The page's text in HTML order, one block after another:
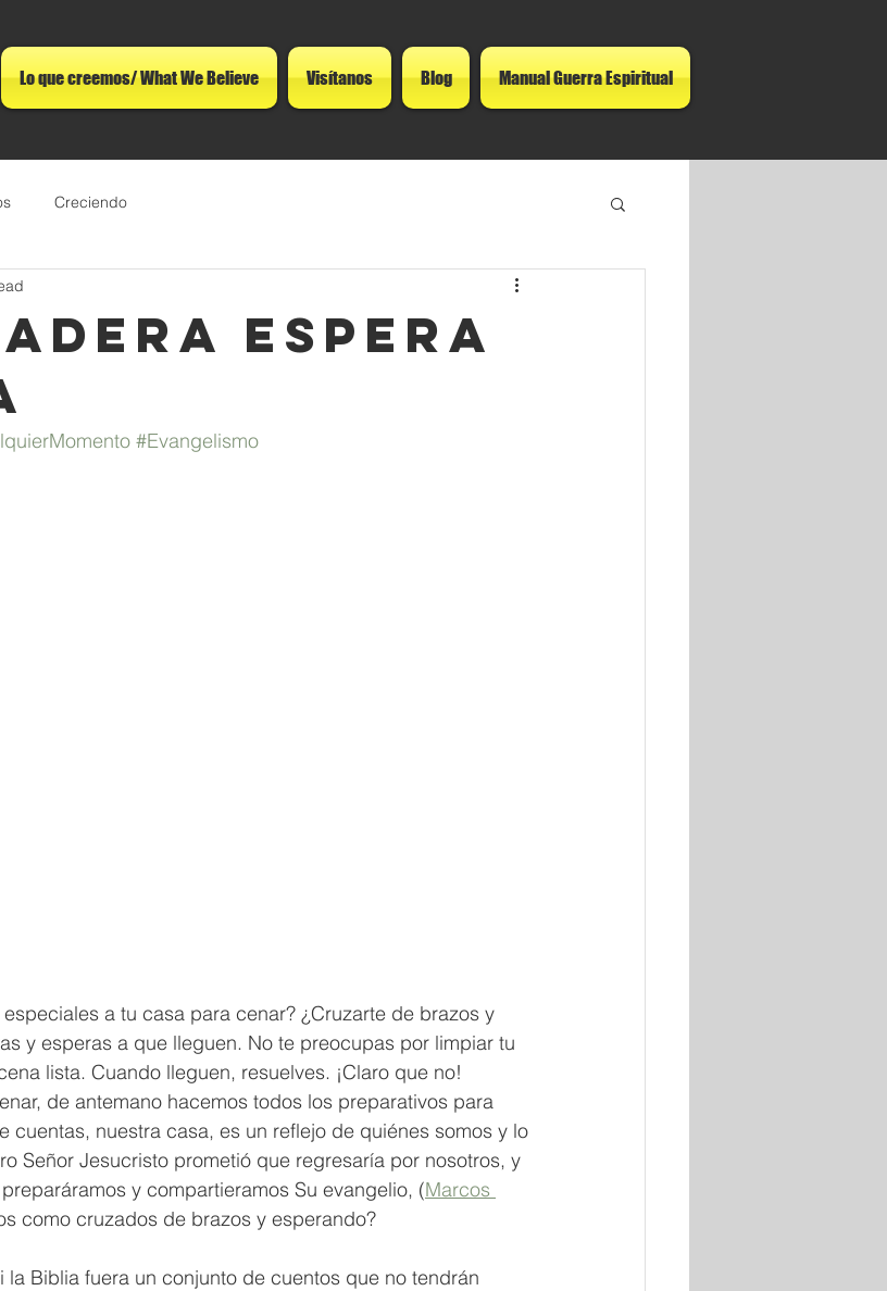
Lo que creemos/ What We Believe Visítanos Blog Manual Guerra Espiritual
Creciendo
Espera
#Evangelismo
a tu casa para cenar? ¿Cruzarte de brazos y
y esperas a que lleguen. No te preocupas por limpiar tu
lista. Cuando lleguen, resuelves. ¡Claro que no!
de antemano hacemos todos los preparativos para
cuentas, nuestra casa, es un reflejo de quiénes somos y lo
Señor Jesucristo prometió que regresaría por nosotros, y
y compartieramos Su evangelio, (Marcos
como cruzados de brazos y esperando?
la Biblia fuera un conjunto de cuentos que no tendrán